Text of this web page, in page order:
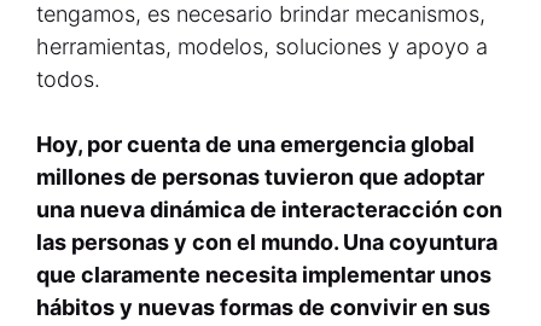
tengamos, es necesario brindar mecanismos,
herramientas, modelos, soluciones y apoyo a
todos.
Hoy, por cuenta de una emergencia global
millones de personas tuvieron que adoptar
una nueva dinámica de interacteracción con
las personas y con el mundo. Una coyuntura
que claramente necesita implementar unos
hábitos y nuevas formas de convivir en sus